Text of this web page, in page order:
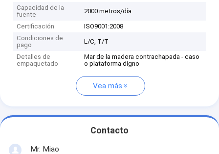
Capacidad de la
fuente
2000 metros/día
Certificación
ISO9001:2008
Condiciones de
pago
L/C, T/T
Detalles de
empaquetado
Mar de la madera contrachapada - caso
o plataforma digno
Vea más
Contacto
Mr. Miao